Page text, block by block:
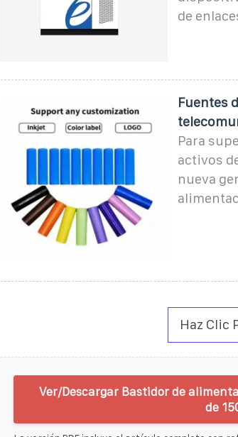
de
Fuentes
Para
activos
nueva
Haz Clic
Ver/Descargar Bastidor de
de